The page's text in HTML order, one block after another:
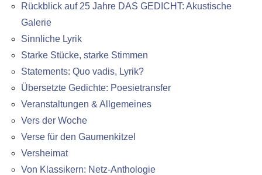
Rückblick auf 25 Jahre DAS GEDICHT: Akustische
Galerie
Sinnliche Lyrik
Starke Stücke, starke Stimmen
Statements: Quo vadis, Lyrik?
Übersetzte Gedichte: Poesietransfer
Veranstaltungen & Allgemeines
Vers der Woche
Verse für den Gaumenkitzel
Versheimat
Von Klassikern: Netz-Anthologie